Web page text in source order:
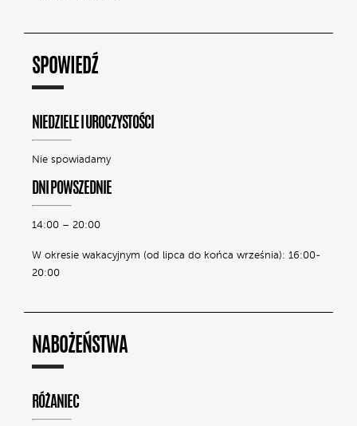
SPOWIEDŹ
NIEDZIELE I UROCZYSTOŚCI
Nie spowiadamy
DNI POWSZEDNIE
14:00 – 20:00
W okresie wakacyjnym (od lipca do końca września): 16:00-
20:00
NABOŻEŃSTWA
RÓŻANIEC